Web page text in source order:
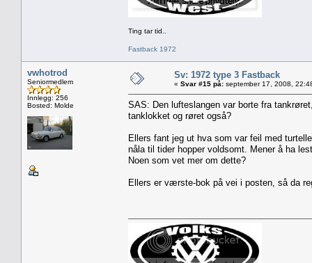
Ting tar tid..
Fastback 1972
vwhotrod
Seniormedlem
Innlegg: 256
Bosted: Molde
Sv: 1972 type 3 Fastback
« Svar #15 på: september 17, 2008,
SAS: Den lufteslangen var borte fra
tanklokket og røret også?
Ellers fant jeg ut hva som var feil med
nåla til tider hopper voldsomt. Mener å ha
Noen som vet mer om dette?
Ellers er værste-bok på vei i posten, så da